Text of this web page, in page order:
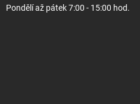
Pondělí až pátek 7:00 - 15:00 hod.